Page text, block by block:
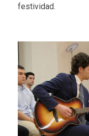
festividad.